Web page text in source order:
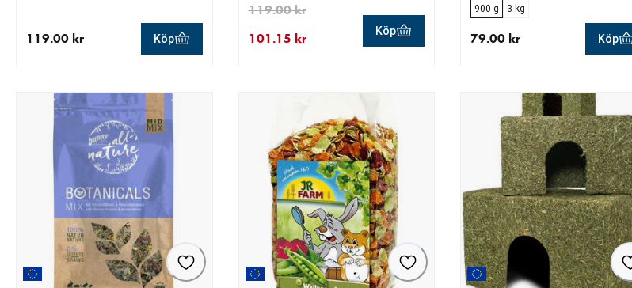
119.00 kr Köp 101.15 kr
119.00 kr
Köp
900 g 3 kg
79.00 kr Köp